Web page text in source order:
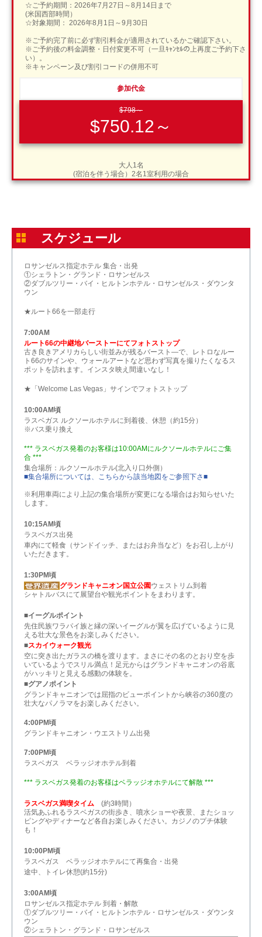
☆ご予約期間：2026年7月27日～8月14日まで
(米国西部時間）
☆対象期間： 2026年8月1日～9月30日
※ご予約完了前に必ず割引料金が適用されているかご確認下さい。
※ご予約後の料金調整・日付変更不可（一旦ｷｬﾝｾﾙの上再度ご予約下さ
い）。
※キャンペーン及び割引コードの併用不可
参加代金
$798～
$750.12～
大人1名
(宿泊を伴う場合）2名1室利用の場合
スケジュール
ロサンゼルス指定ホテル 集合・出発
①シェラトン・グランド・ロサンゼルス
②ダブルツリー・バイ・ヒルトンホテル・ロサンゼルス・ダウンタ
ウン
★ルート66を一部走行
7:00AM
ルート66の中継地バーストーにてフォトストップ
古き良きアメリカらしい街並みが残るバースト―で、レトロなルー
ト66のサインや、ウォールアートなど思わず写真を撮りたくなるス
ポットを訪れます。インスタ映え間違いなし！
★「Welcome Las Vegas」サインでフォトストップ
10:00AM頃
ラスベガス ルクソールホテルに到着後、休憩（約15分）
※バス乗り換え
*** ラスベガス発着のお客様は10:00AMにルクソールホテルにご集
合 ***
集合場所：ルクソールホテル(北入り口外側）
■集合場所については、こちらから該当地図をご参照下さ■
※利用車両により上記の集合場所が変更になる場合はお知らせいた
します。
10:15AM頃
ラスベガス出発
車内にて軽食（サンドイッチ、またはお弁当など）をお召し上がり
いただきます。
1:30PM頃
グランドキャニオン国立公園ウェストリム到着
シャトルバスにて展望台や観光ポイントをまわります。
■イーグルポイント
先住民族ワラパイ族と縁の深いイーグルが翼を広げているように見
える壮大な景色をお楽しみください。
■スカイウォーク観光
空に突き出たガラスの橋を渡ります。まさにその名のとおり空を歩
いているようでスリル満点！足元からはグランドキャニオンの谷底
がハッキリと見える感動の体験を。
■グアノポイント
グランドキャニオンでは屈指のビューポイントから峡谷の360度の
壮大なパノラマをお楽しみください。
4:00PM頃
グランドキャニオン・ウエストリム出発
7:00PM頃
ラスベガス ベラッジオホテル到着
*** ラスベガス発着のお客様はベラッジオホテルにて解散 ***
ラスベガス満喫タイム (約3時間）
活気あふれるラスベガスの街歩き、噴水ショーや夜景、またショッ
ピングやディナーなど各自お楽しみください。カジノのプチ体験
も！
10:00PM頃
ラスベガス ベラッジオホテルにて再集合・出発
途中、トイレ休憩(約15分)
3:00AM頃
ロサンゼルス指定ホテル 到着・解散
①ダブルツリー・バイ・ヒルトンホテル・ロサンゼルス・ダウンタ
ウン
②シェラトン・グランド・ロサンゼルス